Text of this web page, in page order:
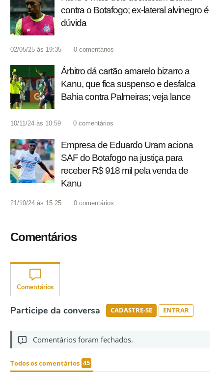
contra o Botafogo; ex-lateral alvinegro é
dúvida
02/05/25 às 19:35 0 comentários
Árbitro dá cartão amarelo bizarro a
Kanu, que fica suspenso e desfalca
Bahia contra Palmeiras; veja lance
10/11/24 às 10:59 0 comentários
Empresa de Eduardo Uram aciona
SAF do Botafogo na justiça para
receber R$ 918 mil pela venda de
Kanu
21/10/24 às 15:25 0 comentários
Comentários